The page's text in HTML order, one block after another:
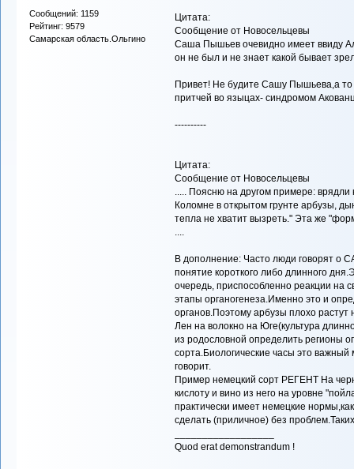
Сообщений: 1159
Рейтинг: 9579
Самарская область.Ольгино
Цитата:
Сообщение от Новосельцевы
Саша Пышьев очевидно имеет ввиду
он не был и не знает какой бывает
Привет! Не будите Сашу Пышьева,а
притчей во языцах- синдромом
----------
Цитата:
Сообщение от Новосельцевы
..... Поясню на другом примере: врядли
Коломне в открытом грунте арбузы,
тепла не хватит вызреть." Эта же
....
В дополнение: Часто люди говорят о
понятие короткого либо длинного
очередь, приспособленно реакции на
этапы органогенеза.Именно это и
органов.Поэтому арбузы плохо растут
Лен на волокно на Юге(культура
из родословной определить регионы
сорта.Биологические часы это
говорит.
Пример немецкий сорт РЕГЕНТ На
кислоту и вино из него на уровне
практически имеет немецкие
сделать (приличное) без
Quod erat demonstrandum !